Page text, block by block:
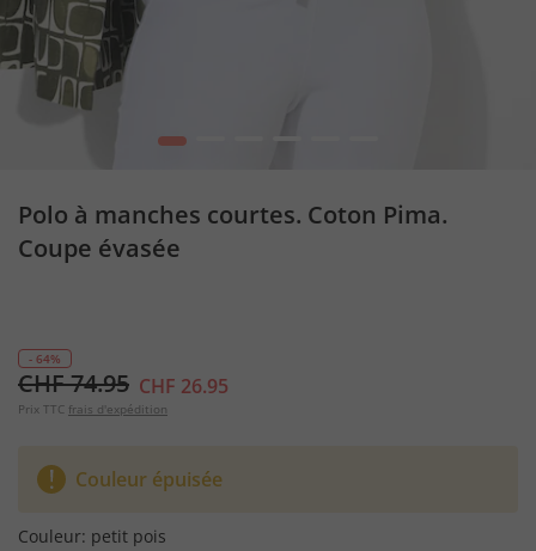
1
Polo à manches courtes. Coton Pima.
Coupe évasée
- 64%
CHF 74.95 CHF 26.95
Prix TTC frais d'expédition
Couleur épuisée
Couleur: petit pois